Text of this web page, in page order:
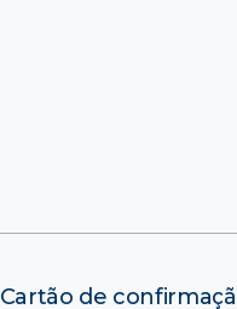
Cartão de